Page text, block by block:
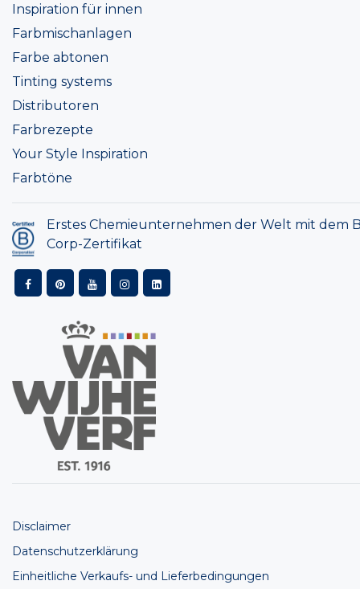
Inspiration für innen
Farbmischanlagen
Farbe abtonen
Tinting systems
Distributoren
Farbrezepte
Your Style Inspiration
Farbtöne
Erstes Chemieunternehmen der Welt mit dem
Corp-Zertifikat
Disclaimer
Datenschutzerklärung
Einheitliche Verkaufs- und Lieferbedingungen